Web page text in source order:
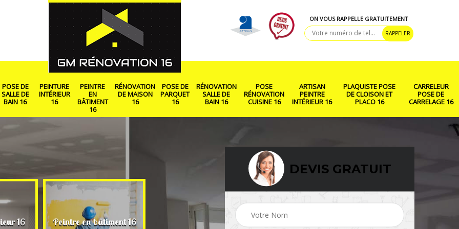
ON VOUS RAPPELLE GRATUITEMENT
POSE DE
SALLE DE
BAIN 16
PEINTURE
INTÉRIEUR
16
PEINTRE
EN
BÂTIMENT
16
RÉNOVATION
DE MAISON
16
POSE DE
PARQUET
16
RÉNOVATION
SALLE DE
BAIN 16
POSE
RÉNOVATION
CUISINE 16
ARTISAN
PEINTRE
INTÉRIEUR 16
PLAQUISTE POSE
DE CLOISON ET
PLACO 16
CARRELEUR
POSE DE
CARRELAGE 16
16 Peintre en bâtiment 16 Rénovation de maison
16 Pose de parquet 16 Rénovation salle de
DEVIS GRATUIT